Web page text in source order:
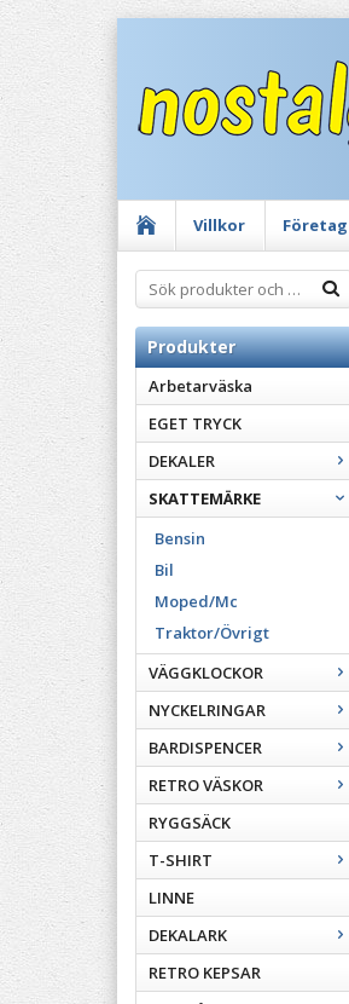
Villkor
Produkter
Arbetarväska
EGET TRYCK
DEKALER
SKATTEMÄRKE
Bensin
Bil
Moped/Mc
Traktor/Övrigt
VÄGGKLOCKOR
NYCKELRINGAR
BARDISPENCER
RETRO VÄSKOR
RYGGSÄCK
T-SHIRT
LINNE
DEKALARK
RETRO KEPSAR